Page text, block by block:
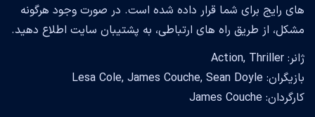
های رایج برای شما قرار داده شده است. در صورت وجود هرگونه
مشکل، از طریق راه های ارتباطی، به پشتیبان سایت اطلاع دهید.
ژانر: Action, Thriller
بازیگران: Lesa Cole, James Couche, Sean Doyle
کارگردان: James Couche